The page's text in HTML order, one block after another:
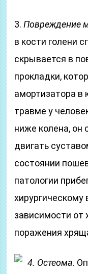
3.Повреждение
в кости голени
скрывается в
прокладки,
амортизатора в
травме у
ниже колена,
двигать
состоянии
патологии
зависимости от
поражения
4. Остеома.